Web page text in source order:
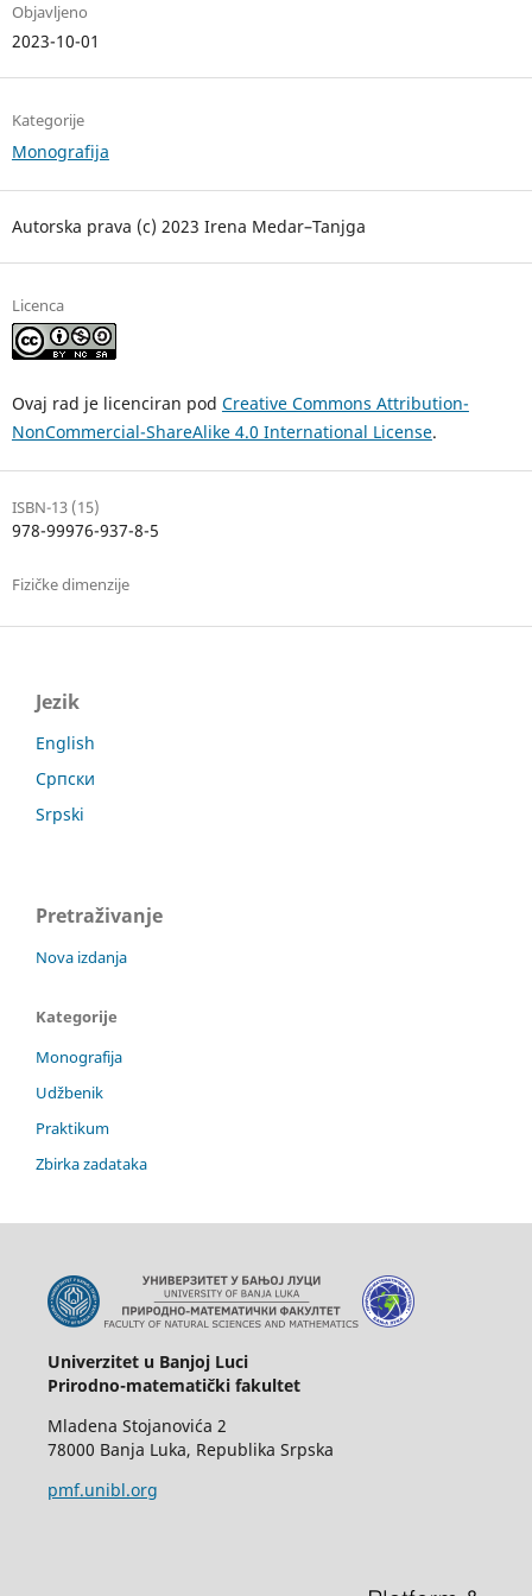
Objavljeno
2023-10-01
Kategorije
Monografija
Autorska prava (c) 2023 Irena Medar–Tanjga
Licenca
Ovaj rad je licenciran pod Creative Commons Attribution-
NonCommercial-ShareAlike 4.0 International License.
ISBN-13 (15)
978-99976-937-8-5
Fizičke dimenzije
Jezik
English
Српски
Srpski
Pretraživanje
Nova izdanja
Kategorije
Monografija
Udžbenik
Praktikum
Zbirka zadataka
Univerzitet u Banjoj Luci
Prirodno-matematički fakultet
Mladena Stojanovića 2
78000 Banja Luka, Republika Srpska
pmf.unibl.org